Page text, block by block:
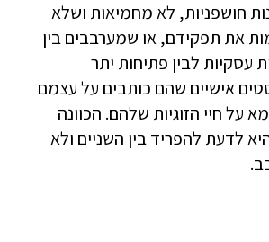
חושפניות, לא מחמיאות ושלא
את תפקידם, או שמערבבים בין
עסקיות לבין פתיחות יתר
אישיים שהם כותבים על עצמם
על חיי הזוגיות שלהם. הכוונה
לדעת להפריד בין השניים ולא